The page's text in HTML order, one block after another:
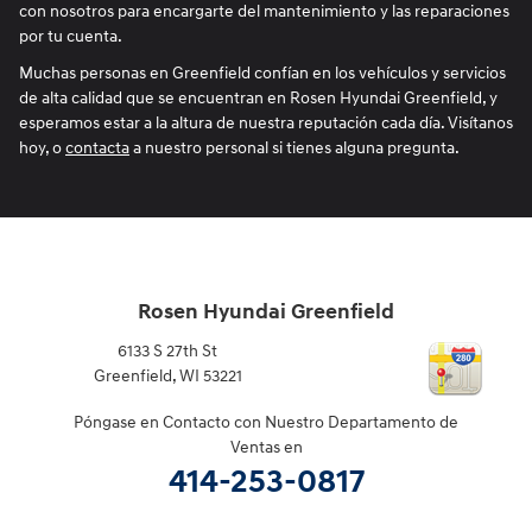
con nosotros para encargarte del mantenimiento y las reparaciones
por tu cuenta.
Muchas personas en Greenfield confían en los vehículos y servicios
de alta calidad que se encuentran en Rosen Hyundai Greenfield, y
esperamos estar a la altura de nuestra reputación cada día. Visítanos
hoy, ocontactaa nuestro personal si tienes alguna pregunta.
Rosen Hyundai Greenfield
6133 S 27th St
Greenfield, WI 53221
Póngase en Contacto con Nuestro Departamento de
Ventas en
414-253-0817